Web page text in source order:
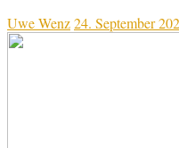
Uwe Wenz24. September